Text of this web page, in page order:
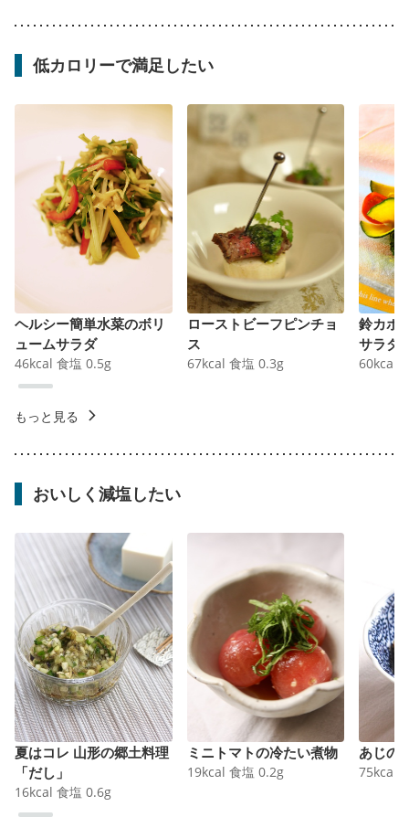
低カロリーで満足したい
ヘルシー簡単水菜のボリ
ュームサラダ
46kcal 食塩 0.5g
ローストビーフピンチョ
ス
67kcal 食塩 0.3g
鈴カボ
サラダ
60kcal
もっと見る
おいしく減塩したい
夏はコレ 山形の郷土料理
「だし」
16kcal 食塩 0.6g
ミニトマトの冷たい煮物
19kcal 食塩 0.2g
あじの
75kcal